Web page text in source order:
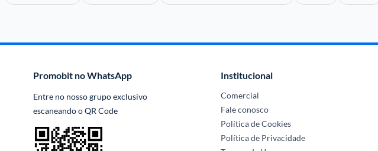
Promobit no WhatsApp
Entre no nosso grupo exclusivo
escaneando o QR Code
Institucional
Comercial
Fale conosco
Política de Cookies
Política de Privacidade